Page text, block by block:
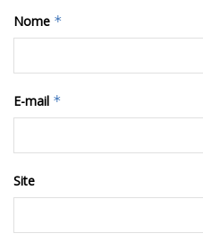
Nome *
E-mail *
Site